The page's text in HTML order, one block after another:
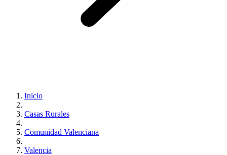
Inicio
Casas Rurales
Comunidad Valenciana
Valencia